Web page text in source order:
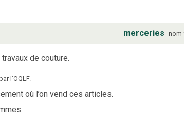
merceries nom
de couture.
l’OQLF.
où l’on vend ces articles.